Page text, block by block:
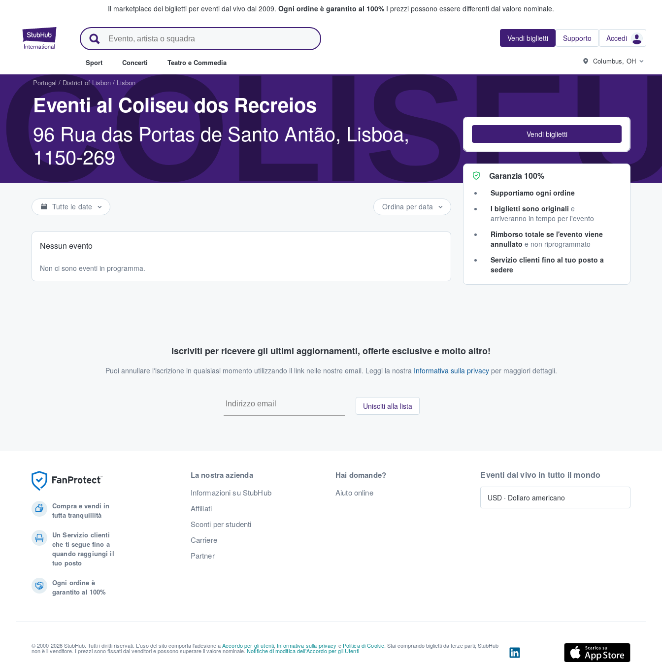
Il marketplace dei biglietti per eventi dal vivo dal 2009. Ogni ordine è garantito al 100% I prezzi possono essere differenti dal valore nominale.
StubHub - Dove i fan comprano e vendono biglietti Vendi biglietti Supporto Accedi
Sport Concerti Teatro e Commedia Columbus, OH
Portugal / District of Lisbon / Lisbon
Eventi al Coliseu dos Recreios
96 Rua das Portas de Santo Antão, Lisboa,
1150-269
Tutte le date Ordina per data
Nessun evento
Non ci sono eventi in programma.
Vendi biglietti
Garanzia 100%
Supportiamo ogni ordine
I biglietti sono originali e
arriveranno in tempo per l'evento
Rimborso totale se l'evento viene
annullato e non riprogrammato
Servizio clienti fino al tuo posto a
sedere
Iscriviti per ricevere gli ultimi aggiornamenti, offerte esclusive e molto altro!
Puoi annullare l'iscrizione in qualsiasi momento utilizzando il link nelle nostre email. Leggi la nostra Informativa sulla privacyper maggiori dettagli.
Unisciti alla lista
Compra e vendi in
tutta tranquillità
Un Servizio clienti
che ti segue fino a
quando raggiungi il
tuo posto
Ogni ordine è
garantito al 100%
La nostra azienda
Informazioni su StubHub
Affiliati
Sconti per studenti
Carriere
Partner
Hai domande?
Aiuto online
Eventi dal vivo in tutto il mondo
USD · Dollaro americano
© 2000-2026 StubHub. Tutti i diritti riservati. L'uso del sito comporta l'adesione aAccordo per gli utenti, Informativa sulla privacy e Politica di Cookie. Stai comprando biglietti da terze parti; StubHub
non è il venditore. I prezzi sono fissati dai venditori e possono superare il valore nominale.Notifiche di modifica dell'Accordo per gli Utenti